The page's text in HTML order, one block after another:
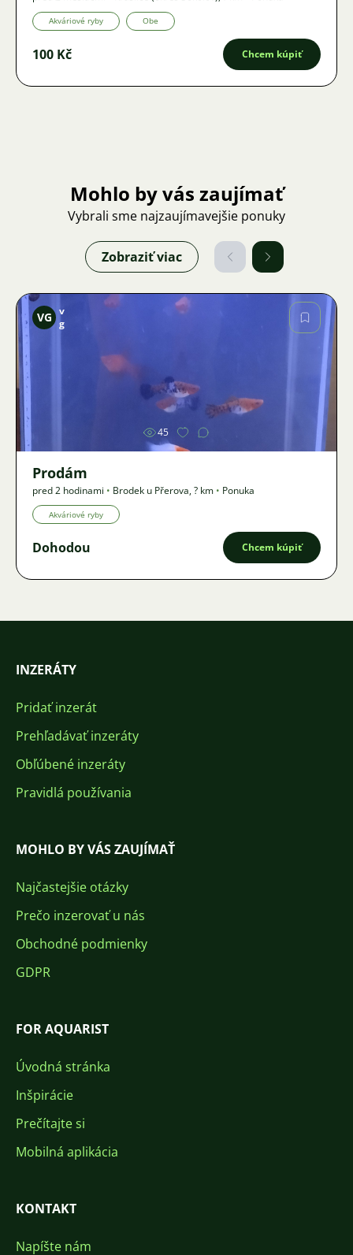
Akváriové ryby Obe
100 Kč Chcem kúpiť
Mohlo by vás zaujímať
Vybrali sme najzaujímavejšie ponuky
Zobraziť viac
Obrázok
VG v
g
45
Prodám
pred 2 hodinami • Brodek u Přerova,? km • Ponuka
Akváriové ryby
Dohodou Chcem kúpiť
INZERÁTY
Pridať inzerát
Prehľadávať inzeráty
Obľúbené inzeráty
Pravidlá používania
MOHLO BY VÁS ZAUJÍMAŤ
Najčastejšie otázky
Prečo inzerovať u nás
Obchodné podmienky
GDPR
FOR AQUARIST
Úvodná stránka
Inšpirácie
Prečítajte si
Mobilná aplikácia
KONTAKT
Napíšte nám